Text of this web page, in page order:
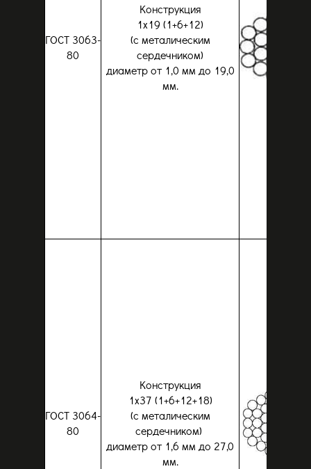
ГОСТ 3063-
80
Конструкция
1x19 (1+6+12)
(с металическим
сердечником)
диаметр от 1,0 мм до 19,0
мм.
ГОСТ 3064-
80
Конструкция
1x37 (1+6+12+18)
(с металическим
сердечником)
диаметр от 1,6 мм до 27,0
мм.